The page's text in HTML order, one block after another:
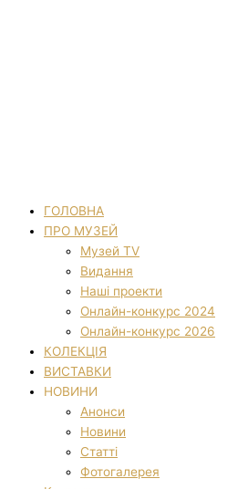
ГОЛОВНА
ПРО МУЗЕЙ
Музей TV
Видання
Наші проекти
Онлайн-конкурс 2024
Онлайн-конкурс 2026
КОЛЕКЦІЯ
ВИСТАВКИ
НОВИНИ
Анонси
Новини
Статті
Фотогалерея